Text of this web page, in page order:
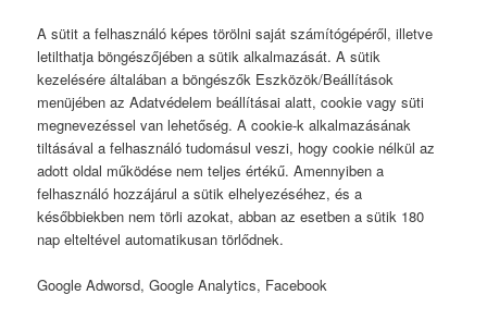
A sütit a felhasználó képes törölni saját számítógépéről, illetve
letilthatja böngészőjében a sütik alkalmazását. A sütik
kezelésére általában a böngészők Eszközök/Beállítások
menüjében az Adatvédelem beállításai alatt, cookie vagy süti
megnevezéssel van lehetőség. A cookie-k alkalmazásának
tiltásával a felhasználó tudomásul veszi, hogy cookie nélkül az
adott oldal működése nem teljes értékű. Amennyiben a
felhasználó hozzájárul a sütik elhelyezéséhez, és a
későbbiekben nem törli azokat, abban az esetben a sütik 180
nap elteltével automatikusan törlődnek.
Google Adworsd, Google Analytics, Facebook